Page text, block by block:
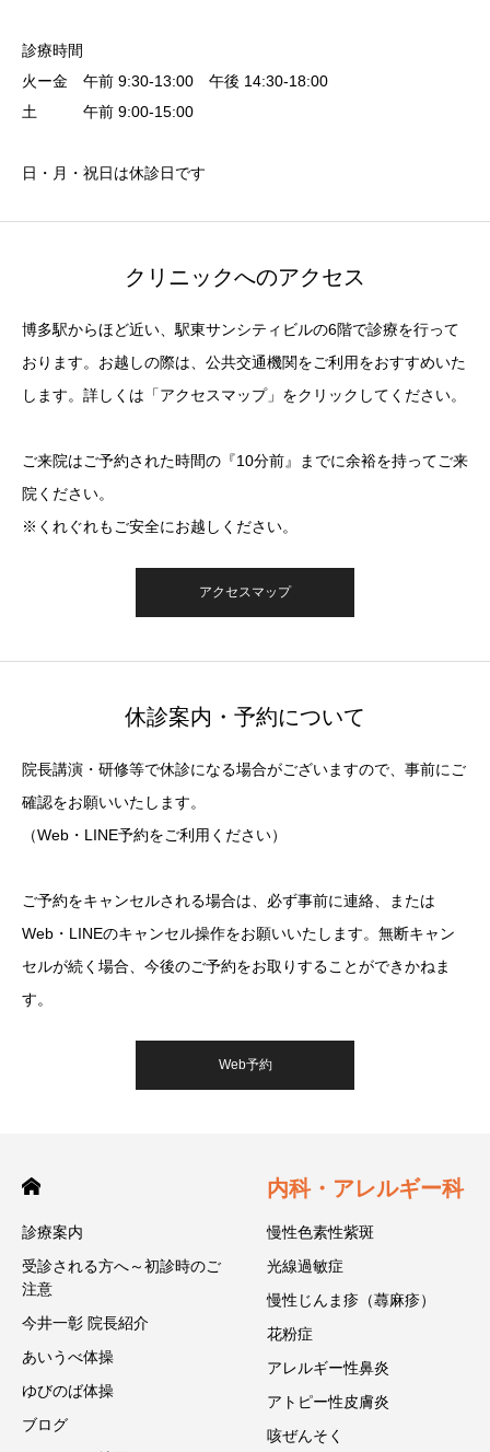
診療時間
火ー金 午前 9:30-13:00 午後 14:30-18:00
土 午前 9:00-15:00
日・月・祝日は休診日です
クリニックへのアクセス
博多駅からほど近い、駅東サンシティビルの6階で診療を行って
おります。お越しの際は、公共交通機関をご利用をおすすめいた
します。詳しくは「アクセスマップ」をクリックしてください。
ご来院はご予約された時間の『10分前』までに余裕を持ってご来
院ください。
※くれぐれもご安全にお越しください。
アクセスマップ
休診案内・予約について
院長講演・研修等で休診になる場合がございますので、事前にご
確認をお願いいたします。
（Web・LINE予約をご利用ください）
ご予約をキャンセルされる場合は、必ず事前に連絡、または
Web・LINEのキャンセル操作をお願いいたします。無断キャン
セルが続く場合、今後のご予約をお取りすることができかねま
す。
Web予約
診療案内
受診される方へ～初診時のご
注意
今井一彰 院長紹介
あいうべ体操
ゆびのば体操
ブログ
内科・アレルギー科
慢性色素性紫斑
光線過敏症
慢性じんま疹（蕁麻疹）
花粉症
アレルギー性鼻炎
アトピー性皮膚炎
咳ぜんそく